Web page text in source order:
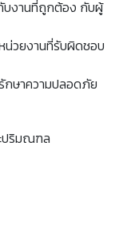
บงานที่ถูกต้อง กับผู้
น่วยงานที่รับผิดชอบ
กษาความปลอดภัย
ปริมณฑล